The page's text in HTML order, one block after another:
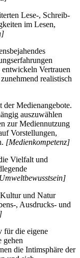
Lese-, Schreib-
im Lesen,
Vertrauen
realistisch
Medienangebote.
auszuwählen
zur Mediennutzung
Vorstellungen,
[Medienkompetenz]
Vielfalt und
und Natur
, Ausdrucks- und
für die eigene
gehen
die Intimsphäre der